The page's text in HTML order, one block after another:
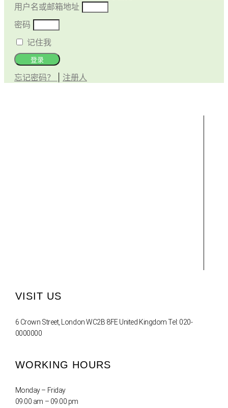
用户名或邮箱地址
密码
记住我
登录
忘记密码？ 注册人
VISIT US
6 Crown Street, London WC2B 8FE United Kingdom Tel: 020-
0000000
WORKING HOURS
Monday – Friday
09:00 am – 09:00 pm